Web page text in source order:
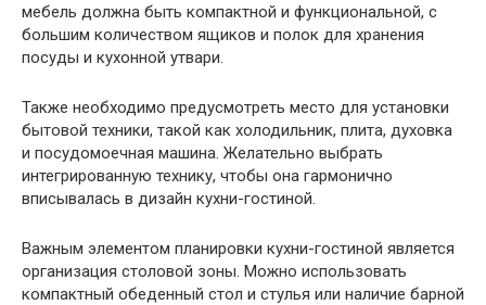
мебель должна быть компактной и функциональной, с
большим количеством ящиков и полок для хранения
посуды и кухонной утвари.
Также необходимо предусмотреть место для установки
бытовой техники, такой как холодильник, плита, духовка
и посудомоечная машина. Желательно выбрать
интегрированную технику, чтобы она гармонично
вписывалась в дизайн кухни-гостиной.
Важным элементом планировки кухни-гостиной является
организация столовой зоны. Можно использовать
компактный обеденный стол и стулья или наличие барной